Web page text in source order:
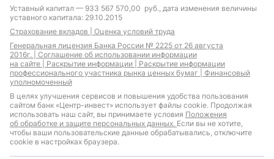
Уставный капитал — 933 567 570,00 руб., дата изменения величины
уставного капитала: 29.10.2015
Страхование вкладов | Оценка условий труда
Генеральная лицензия Банка России № 2225 от 26 августа
2016г. | Соглашение об использовании информации
на сайте | Раскрытие информации | Раскрытие информации
профессионального участника рынка ценных бумаг | Финансовый
уполномоченный
В целях улучшения сервисов и повышения удобства пользования
сайтом банк «Центр-инвест» использует файлы cookie. Продолжая
использовать наш сайт, вы принимаете условия Положения
об обработке и защите персональных данных. Если вы не хотите,
чтобы ваши пользовательские данные обрабатывались, отключите
cookie в настройках браузера.